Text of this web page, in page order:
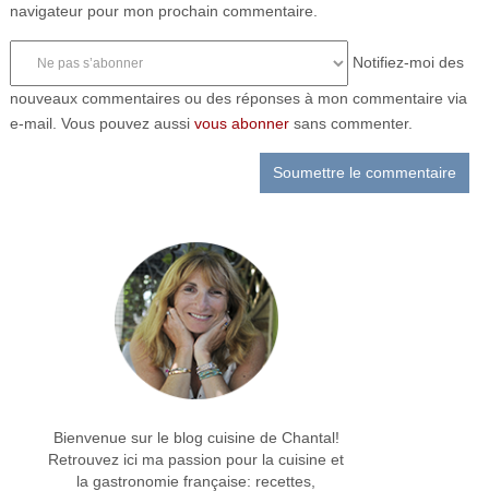
navigateur pour mon prochain commentaire.
Notifiez-moi des
nouveaux commentaires ou des réponses à mon commentaire via
e-mail. Vous pouvez aussi vous abonnersans commenter.
Bienvenue sur le blog cuisine de Chantal!
Retrouvez ici ma passion pour la cuisine et
la gastronomie française: recettes,